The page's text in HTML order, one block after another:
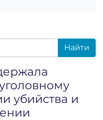
Найти
убийства и